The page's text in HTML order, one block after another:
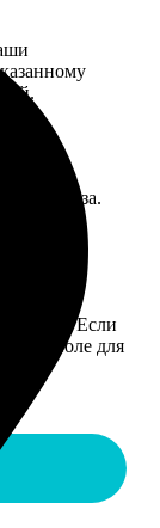
заказа.
заказа. Если
поле для